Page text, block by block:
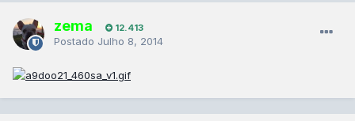
zema 12.413
Postado Julho 8, 2014